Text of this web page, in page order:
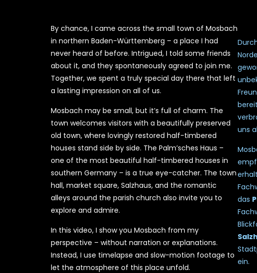
By chance, I came across the small town of Mosbach
in northern Baden-Württemberg – a place I had
never heard of before. Intrigued, I told some friends
about it, and they spontaneously agreed to join me.
Together, we spent a truly special day there that left
a lasting impression on all of us.
Mosbach may be small, but it’s full of charm. The
town welcomes visitors with a beautifully preserved
old town, where lovingly restored half-timbered
houses stand side by side. The Palm’sches Haus –
one of the most beautiful half-timbered houses in
southern Germany – is a true eye-catcher. The town
hall, market square, Salzhaus, and the romantic
alleys around the parish church also invite you to
explore and admire.
In this video, I show you Mosbach from my
perspective – without narration or explanations.
Instead, I use timelapse and slow-motion footage to
let the atmosphere of this place unfold.
uns
das
ein.